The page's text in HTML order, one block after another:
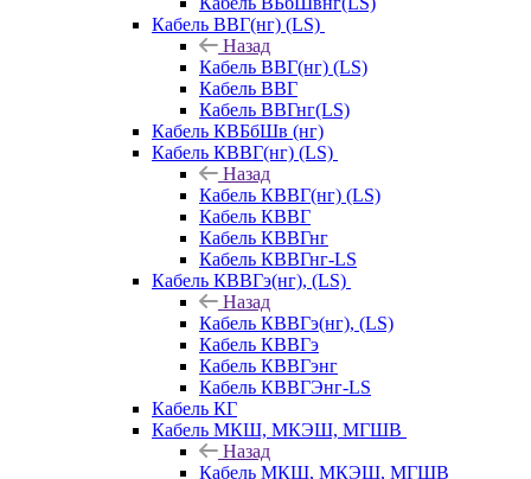
Кабель ВВГ(нг) (LS)
Назад
Кабель ВВГ(нг) (LS)
Кабель ВВГ
Кабель ВВГнг(LS)
Кабель КВБбШв (нг)
Кабель КВВГ(нг) (LS)
Назад
Кабель КВВГ(нг) (LS)
Кабель КВВГ
Кабель КВВГнг
Кабель КВВГнг-LS
Кабель КВВГэ(нг), (LS)
Назад
Кабель КВВГэ(нг), (LS)
Кабель КВВГэ
Кабель КВВГэнг
Кабель КВВГЭнг-LS
Кабель КГ
Кабель МКШ, МКЭШ, МГШВ
Назад
Кабель МКШ, МКЭШ, МГШВ